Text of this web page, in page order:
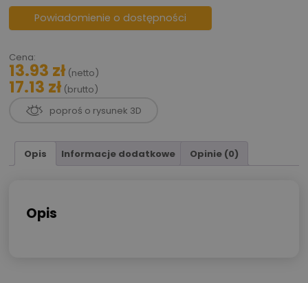
13.93 zł (netto)
17.13 zł (brutto)
Cena:
Powiadomienie o dostępności
poproś o rysunek 3D
Opis Informacje dodatkowe Opinie (0)
Opis